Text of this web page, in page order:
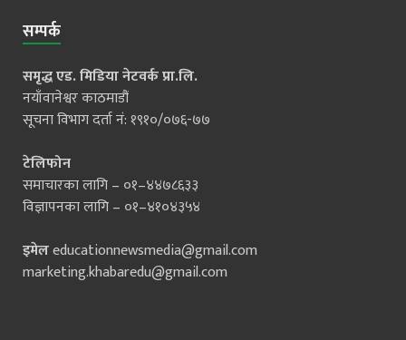
सम्पर्क
समृद्ध एड. मिडिया नेटवर्क प्रा.लि.
नयाँवानेश्वर काठमाडौं
सूचना विभाग दर्ता नं: १९१०/०७६-७७
टेलिफोन
समाचारका लागि – ०१–४४७८६३३
विज्ञापनका लागि – ०१–४१०४३५४
इमेलeducationnewsmedia@gmail.com
marketing.khabaredu@gmail.com